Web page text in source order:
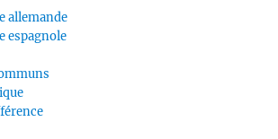
allemande
espagnole